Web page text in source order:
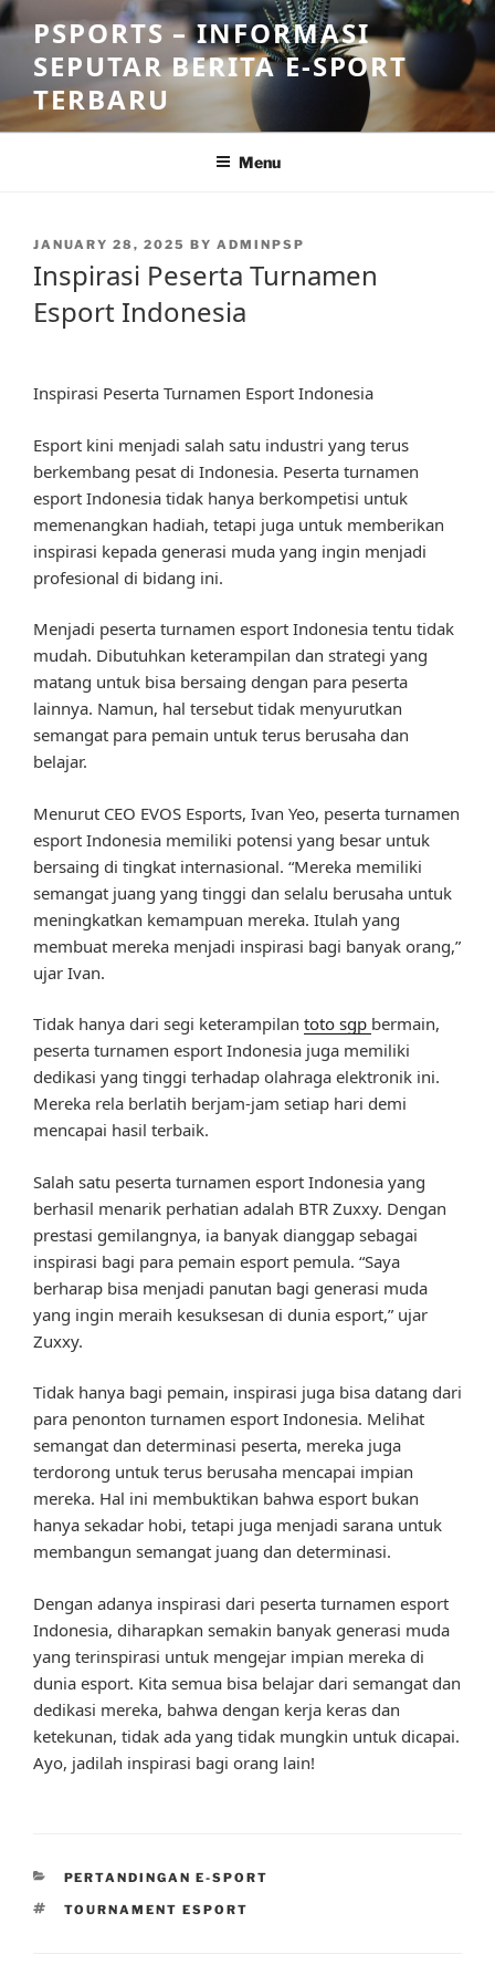
Skip
to
content
PSPORTS – INFORMASI
SEPUTAR BERITA E-SPORT
TERBARU
Menu
POSTED
JANUARY 28, 2025 BY ADMINPSP
Inspirasi Peserta Turnamen
Esport Indonesia
Inspirasi Peserta Turnamen Esport Indonesia
Esport kini menjadi salah satu industri yang terus
berkembang pesat di Indonesia. Peserta turnamen
esport Indonesia tidak hanya berkompetisi untuk
memenangkan hadiah, tetapi juga untuk memberikan
inspirasi kepada generasi muda yang ingin menjadi
profesional di bidang ini.
Menjadi peserta turnamen esport Indonesia tentu tidak
mudah. Dibutuhkan keterampilan dan strategi yang
matang untuk bisa bersaing dengan para peserta
lainnya. Namun, hal tersebut tidak menyurutkan
semangat para pemain untuk terus berusaha dan
belajar.
Menurut CEO EVOS Esports, Ivan Yeo, peserta turnamen
esport Indonesia memiliki potensi yang besar untuk
bersaing di tingkat internasional. “Mereka memiliki
semangat juang yang tinggi dan selalu berusaha untuk
meningkatkan kemampuan mereka. Itulah yang
membuat mereka menjadi inspirasi bagi banyak orang,”
ujar Ivan.
Tidak hanya dari segi keterampilan toto sgp bermain,
peserta turnamen esport Indonesia juga memiliki
dedikasi yang tinggi terhadap olahraga elektronik ini.
Mereka rela berlatih berjam-jam setiap hari demi
mencapai hasil terbaik.
Salah satu peserta turnamen esport Indonesia yang
berhasil menarik perhatian adalah BTR Zuxxy. Dengan
prestasi gemilangnya, ia banyak dianggap sebagai
inspirasi bagi para pemain esport pemula. “Saya
berharap bisa menjadi panutan bagi generasi muda
yang ingin meraih kesuksesan di dunia esport,” ujar
Zuxxy.
Tidak hanya bagi pemain, inspirasi juga bisa datang dari
para penonton turnamen esport Indonesia. Melihat
semangat dan determinasi peserta, mereka juga
terdorong untuk terus berusaha mencapai impian
mereka. Hal ini membuktikan bahwa esport bukan
hanya sekadar hobi, tetapi juga menjadi sarana untuk
membangun semangat juang dan determinasi.
Dengan adanya inspirasi dari peserta turnamen esport
Indonesia, diharapkan semakin banyak generasi muda
yang terinspirasi untuk mengejar impian mereka di
dunia esport. Kita semua bisa belajar dari semangat dan
dedikasi mereka, bahwa dengan kerja keras dan
ketekunan, tidak ada yang tidak mungkin untuk dicapai.
Ayo, jadilah inspirasi bagi orang lain!
CATEGORIES
PERTANDINGAN E-SPORT
TAGS
TOURNAMENT ESPORT